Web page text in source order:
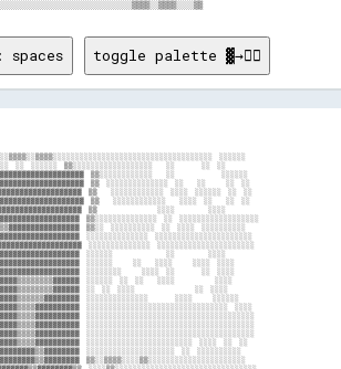
toggle palette ▓→✊🏽